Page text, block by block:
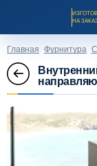
НА
Главная Фурнитура